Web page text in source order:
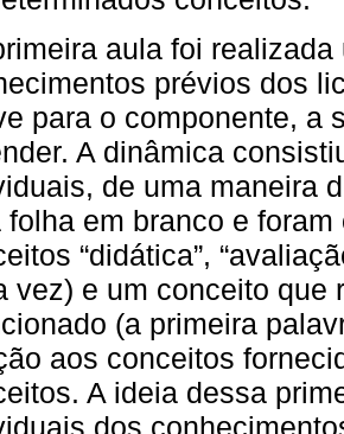
aula foi
prévios dos
para o componente, a
A dinâmica
de uma maneira
folha em branco e
“didática”,
vez) e um conceito que
(a primeira
aos conceitos
A ideia dessa
dos